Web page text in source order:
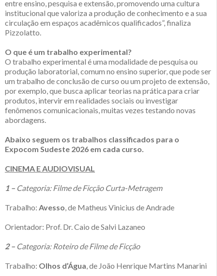
entre ensino, pesquisa e extensão, promovendo uma cultura
institucional que valoriza a produção de conhecimento e a sua
circulação em espaços acadêmicos qualificados”, finaliza
Pizzolatto.
O que é um trabalho experimental?
O trabalho experimental é uma modalidade de pesquisa ou
produção laboratorial, comum no ensino superior, que pode ser
um trabalho de conclusão de curso ou um projeto de extensão,
por exemplo, que busca aplicar teorias na prática para criar
produtos, intervir em realidades sociais ou investigar
fenômenos comunicacionais, muitas vezes testando novas
abordagens.
Abaixo seguem os trabalhos classificados para o
Expocom Sudeste 2026 em cada curso.
CINEMA E AUDIOVISUAL
1 – Categoria: Filme de Ficção Curta-Metragem
Trabalho: Avesso , de Matheus Vinicius de Andrade
Orientador: Prof. Dr. Caio de Salvi Lazaneo
2 – Categoria: Roteiro de Filme de Ficção
Trabalho: Olhos d’Água , de João Henrique Martins Manarini